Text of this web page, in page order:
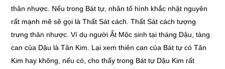
thân nhược. Nếu trong Bát tự, nhân tố hình khắc nhật nguyên
rất mạnh mẽ sẽ gọi là Thất Sát cách. Thất Sát cách tượng
trưng thân nhược. Ví dụ người Ất Mộc sinh tại tháng Dậu, tàng
can của Dậu là Tân Kim. Lại xem thiên can của Bát tự có Tân
Kim hay không, nếu có, cho thấy trong Bát tự Dậu Kim rất